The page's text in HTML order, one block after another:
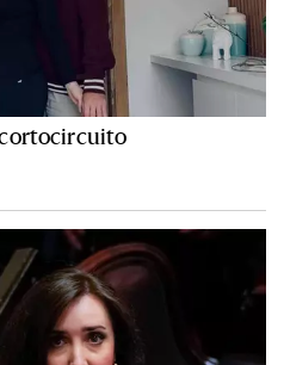
cortocircuito